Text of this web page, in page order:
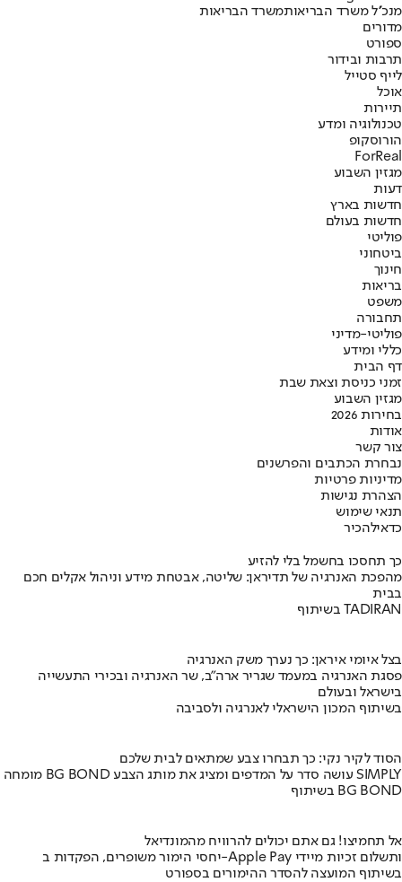
מנכ''ל משרד הבריאותמשרד הבריאות
מדורים
ספורט
תרבות ובידור
לייף סטייל
אוכל
תיירות
טכנולוגיה ומדע
הורוסקופ
ForReal
מגזין השבוע
דעות
חדשות בארץ
חדשות בעולם
פוליטי
ביטחוני
חינוך
בריאות
משפט
תחבורה
פוליטי-מדיני
כללי ומידע
דף הבית
זמני כניסת וצאת שבת
מגזין השבוע
בחירות 2026
אודות
צור קשר
נבחרת הכתבים והפרשנים
מדיניות פרטיות
הצהרת נגישות
תנאי שימוש
כדאילהכיר
כך תחסכו בחשמל בלי להזיע
מהפכת האנרגיה של תדיראן: שליטה, אבטחת מידע וניהול אקלים חכם
בבית
בשיתוף TADIRAN
בצל איומי איראן: כך נערך משק האנרגיה
פסגת האנרגיה במעמד שגריר ארה"ב, שר האנרגיה ובכירי התעשייה
בישראל ובעולם
בשיתוף המכון הישראלי לאנרגיה ולסביבה
הסוד לקיר נקי: כך תבחרו צבע שמתאים לבית שלכם
מומחה BG BOND עושה סדר על המדפים ומציג את מותג הצבע SIMPLY
בשיתוף BG BOND
אל תחמיצו! גם אתם יכולים להרוויח מהמונדיאל
יחסי הימור משופרים, הפקדות ב-Apple Pay ותשלום זכיות מיידי
בשיתוף המועצה להסדר ההימורים בספורט